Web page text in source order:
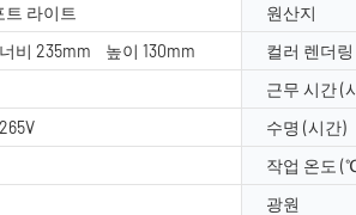
트 라이트
원산지
비 235mm 높이 130mm
컬러 렌더
근무 시간 (
수명 (시간)
작업 온도
광원